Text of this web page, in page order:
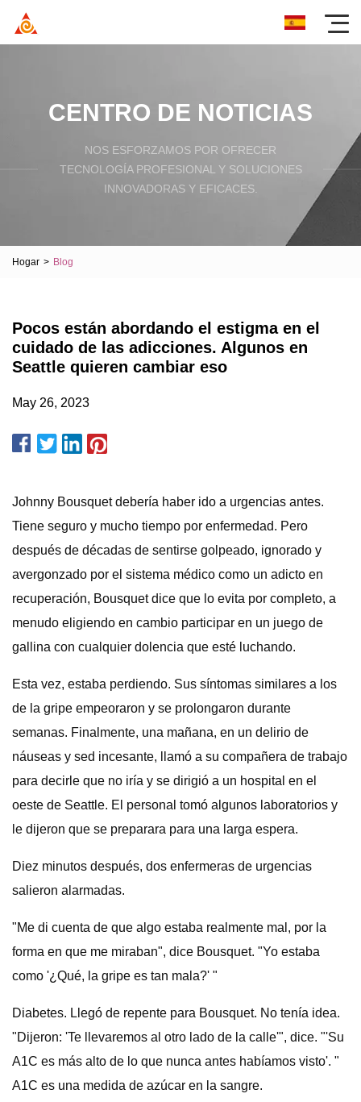
CENTRO DE NOTICIAS
NOS ESFORZAMOS POR OFRECER
TECNOLOGÍA PROFESIONAL Y SOLUCIONES
INNOVADORAS Y EFICACES.
Hogar > Blog
Pocos están abordando el estigma en el
cuidado de las adicciones. Algunos en
Seattle quieren cambiar eso
May 26, 2023
Johnny Bousquet debería haber ido a urgencias antes.
Tiene seguro y mucho tiempo por enfermedad. Pero
después de décadas de sentirse golpeado, ignorado y
avergonzado por el sistema médico como un adicto en
recuperación, Bousquet dice que lo evita por completo, a
menudo eligiendo en cambio participar en un juego de
gallina con cualquier dolencia que esté luchando.
Esta vez, estaba perdiendo. Sus síntomas similares a los
de la gripe empeoraron y se prolongaron durante
semanas. Finalmente, una mañana, en un delirio de
náuseas y sed incesante, llamó a su compañera de trabajo
para decirle que no iría y se dirigió a un hospital en el
oeste de Seattle. El personal tomó algunos laboratorios y
le dijeron que se preparara para una larga espera.
Diez minutos después, dos enfermeras de urgencias
salieron alarmadas.
"Me di cuenta de que algo estaba realmente mal, por la
forma en que me miraban", dice Bousquet. "Yo estaba
como '¿Qué, la gripe es tan mala?' "
Diabetes. Llegó de repente para Bousquet. No tenía idea.
"Dijeron: 'Te llevaremos al otro lado de la calle'", dice. "'Su
A1C es más alto de lo que nunca antes habíamos visto'. "
A1C es una medida de azúcar en la sangre.